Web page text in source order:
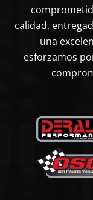
calidad,
una
esforzamos